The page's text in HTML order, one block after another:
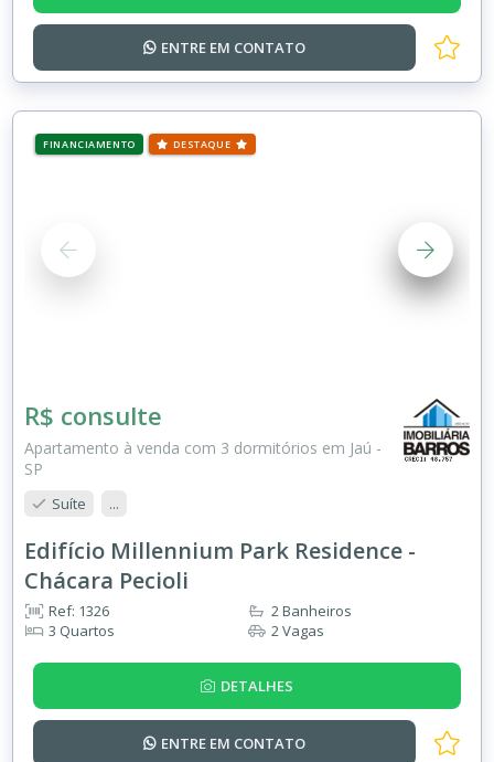
ENTRE EM CONTATO
FINANCIAMENTO DESTAQUE
R$ consulte
Apartamento à venda com 3 dormitórios em Jaú -
SP
Suíte ...
Edifício Millennium Park Residence -
Chácara Pecioli
Ref: 1326
3 Quartos
2 Banheiros
2 Vagas
DETALHES
ENTRE EM CONTATO